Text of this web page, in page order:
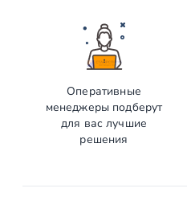
Оперативные
менеджеры подберут
для вас лучшие
решения